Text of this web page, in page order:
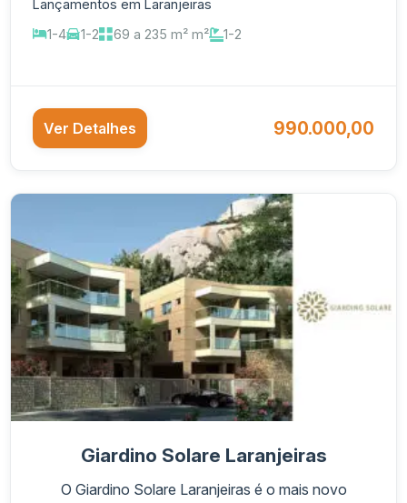
Lançamentos em Laranjeiras
1-4
1-2 69 a 235 m² m² 1-2
Ver Detalhes 990.000,00
Giardino Solare Laranjeiras
O Giardino Solare Laranjeiras é o mais novo